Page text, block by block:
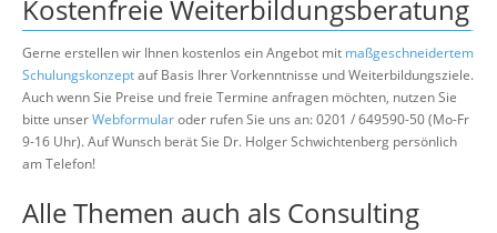
Kostenfreie Weiterbildungsberatung
Gerne erstellen wir Ihnen kostenlos ein Angebot mit maßgeschneidertem
Schulungskonzeptauf Basis Ihrer Vorkenntnisse und Weiterbildungsziele.
Auch wenn Sie Preise und freie Termine anfragen möchten, nutzen Sie
bitte unserWebformularoder rufen Sie uns an: 0201 / 649590-50 (Mo-Fr
9-16 Uhr). Auf Wunsch berät Sie Dr. Holger Schwichtenberg persönlich
am Telefon!
Alle Themen auch als Consulting